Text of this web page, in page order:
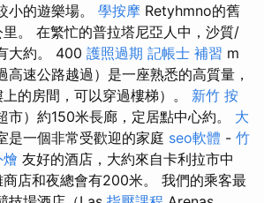
小的遊樂場。 學按摩 Retyhmno的舊
。 在繁忙的普拉塔尼亞人中，沙質/
大約。 400 護照過期 記帳士 補習 m
高速公路越過）是一座熟悉的高質量，
的房間，可以穿過樓梯）。 新竹 按
市）約150米長廊，定居點中心約。 大
是一個非常受歡迎的家庭 seo軟體 - 竹
友好的酒店，大約來自卡利拉市中
商店和夜總會有200米。 我們的乘客最